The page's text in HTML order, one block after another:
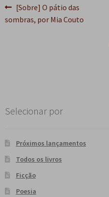
Navegação
de
Post
anterior:
[Sobre] O pátio das
sombras, por Mia Couto
Selecionar por
Próximos lançamentos
Todos os livros
Ficção
Poesia